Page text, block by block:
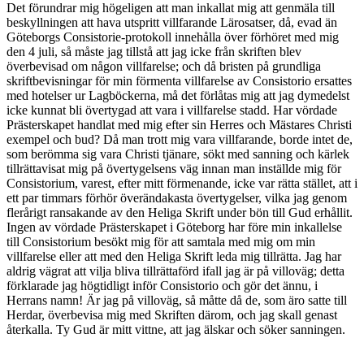
Det förundrar mig högeligen att man inkallat mig att genmäla till
beskyllningen att hava utspritt villfarande Lärosatser, då, evad än
Göteborgs Consistorie-protokoll innehålla över förhöret med mig
den 4 juli, så måste jag tillstå att jag icke från skriften blev
överbevisad om någon villfarelse; och då bristen på grundliga
skriftbevisningar för min förmenta villfarelse av Consistorio ersattes
med hotelser ur Lagböckerna, må det förlåtas mig att jag dymedelst
icke kunnat bli övertygad att vara i villfarelse stadd. Har vördade
Prästerskapet handlat med mig efter sin Herres och Mästares Christi
exempel och bud? Då man trott mig vara villfarande, borde intet de,
som berömma sig vara Christi tjänare, sökt med sanning och kärlek
tillrättavisat mig på övertygelsens väg innan man inställde mig för
Consistorium, varest, efter mitt förmenande, icke var rätta stället, att i
ett par timmars förhör överändakasta övertygelser, vilka jag genom
flerårigt ransakande av den Heliga Skrift under bön till Gud erhållit.
Ingen av vördade Prästerskapet i Göteborg har före min inkallelse
till Consistorium besökt mig för att samtala med mig om min
villfarelse eller att med den Heliga Skrift leda mig tillrätta. Jag har
aldrig vägrat att vilja bliva tillrättaförd ifall jag är på villoväg; detta
förklarade jag högtidligt inför Consistorio och gör det ännu, i
Herrans namn! Är jag på villoväg, så måtte då de, som äro satte till
Herdar, överbevisa mig med Skriften därom, och jag skall genast
återkalla. Ty Gud är mitt vittne, att jag älskar och söker sanningen.